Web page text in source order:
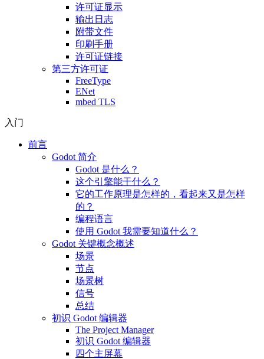
许可证显示
输出日志
附带文件
印刷手册
许可证链接
第三方许可证
FreeType
ENet
mbed TLS
入门
前言
Godot 简介
Godot 是什么？
这个引擎能干什么？
它的工作原理是怎样的，看起来又是怎样
的？
编程语言
使用 Godot 我需要知道什么？
Godot 关键概念概述
场景
节点
场景树
信号
总结
初识 Godot 编辑器
The Project Manager
初识 Godot 编辑器
四个主屏幕